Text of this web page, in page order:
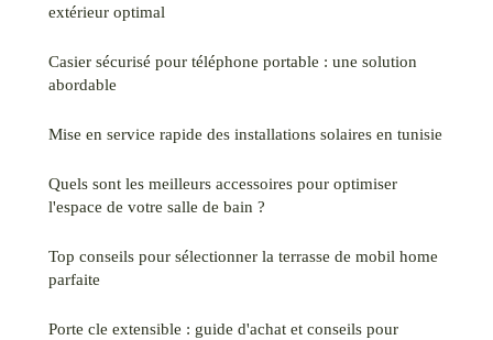
extérieur optimal
Casier sécurisé pour téléphone portable : une solution
abordable
Mise en service rapide des installations solaires en tunisie
Quels sont les meilleurs accessoires pour optimiser
l'espace de votre salle de bain ?
Top conseils pour sélectionner la terrasse de mobil home
parfaite
Porte cle extensible : guide d'achat et conseils pour